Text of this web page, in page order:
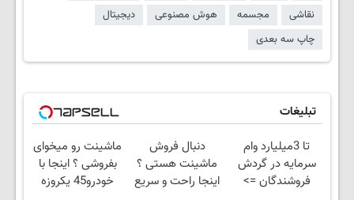
نقاشی
مجسمه هوش مصنوعی
دیجیتال
چاپ سه بعدی
تبلیغات
تا 3میلیارد وام
سرمایه در گردش
فروشندگان =>
دنبال فروش
ماشینت هستی ؟
اینجا راحت و سریع
ماشینت رو میخوای
بفروشی ؟ اینجا با
خودرو45 یکروزه